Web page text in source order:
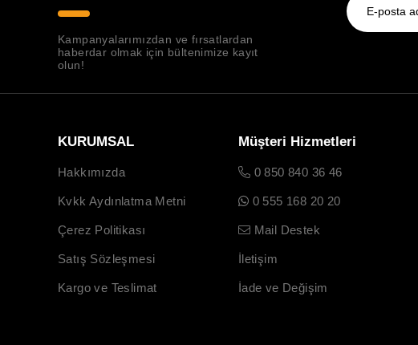
Kampanyalarımızdan ve fırsatlardan
haberdar olmak için bültenimize kayıt
olun!
KURUMSAL
Hakkımızda
Kvkk Aydınlatma Metni
Çerez Politikası
Satış Sözleşmesi
Kargo ve Teslimat
Müşteri Hizmetleri
0 850 840 36 46
0 555 168 20 20
Mail Destek
İletişim
İade ve Değişim